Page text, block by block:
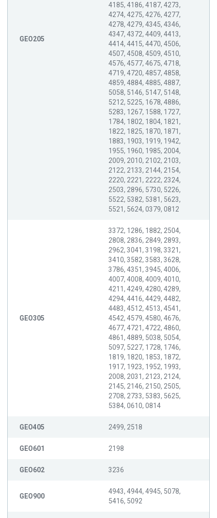
GEO205
4185, 4186, 4187, 4273,
4274, 4275, 4276, 4277,
4278, 4279, 4345, 4346,
4347, 4372, 4409, 4413,
4414, 4415, 4470, 4506,
4507, 4508, 4509, 4510,
4576, 4577, 4675, 4718,
4719, 4720, 4857, 4858,
4859, 4884, 4885, 4887,
5058, 5146, 5147, 5148,
5212, 5225, 1678, 4886,
5283, 1267, 1588, 1727,
1784, 1802, 1804, 1821,
1822, 1825, 1870, 1871,
1883, 1903, 1919, 1942,
1955, 1960, 1985, 2004,
2009, 2010, 2102, 2103,
2122, 2133, 2144, 2154,
2220, 2221, 2222, 2324,
2503, 2896, 5730, 5226,
5522, 5382, 5381, 5623,
5521, 5624, 0379, 0812
GEO305
3372, 1286, 1882, 2504,
2808, 2836, 2849, 2893,
2962, 3041, 3198, 3321,
3410, 3582, 3583, 3628,
3786, 4351, 3945, 4006,
4007, 4008, 4009, 4010,
4211, 4249, 4280, 4289,
4294, 4416, 4429, 4482,
4483, 4512, 4513, 4541,
4542, 4579, 4580, 4676,
4677, 4721, 4722, 4860,
4861, 4889, 5038, 5054,
5097, 5227, 1728, 1746,
1819, 1820, 1853, 1872,
1917, 1923, 1952, 1993,
2008, 2031, 2123, 2124,
2145, 2146, 2150, 2505,
2708, 2733, 5383, 5625,
5384, 0610, 0814
GEO405 2499, 2518
GEO601 2198
GEO602 3236
GEO900
4943, 4944, 4945, 5078,
5416, 5092